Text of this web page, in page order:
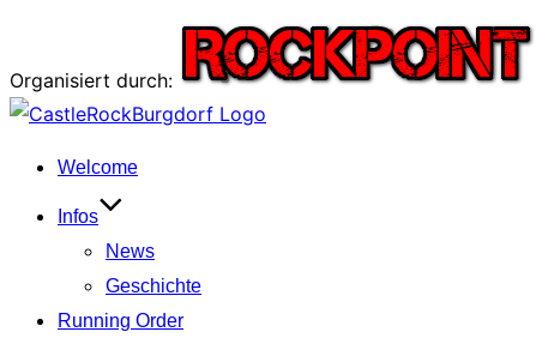
Organisiert durch:
Zum
springen
Welcome
Infos
News
Geschichte
Running Order